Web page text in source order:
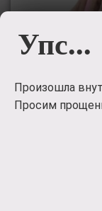
Упс...
Произошла
Просим